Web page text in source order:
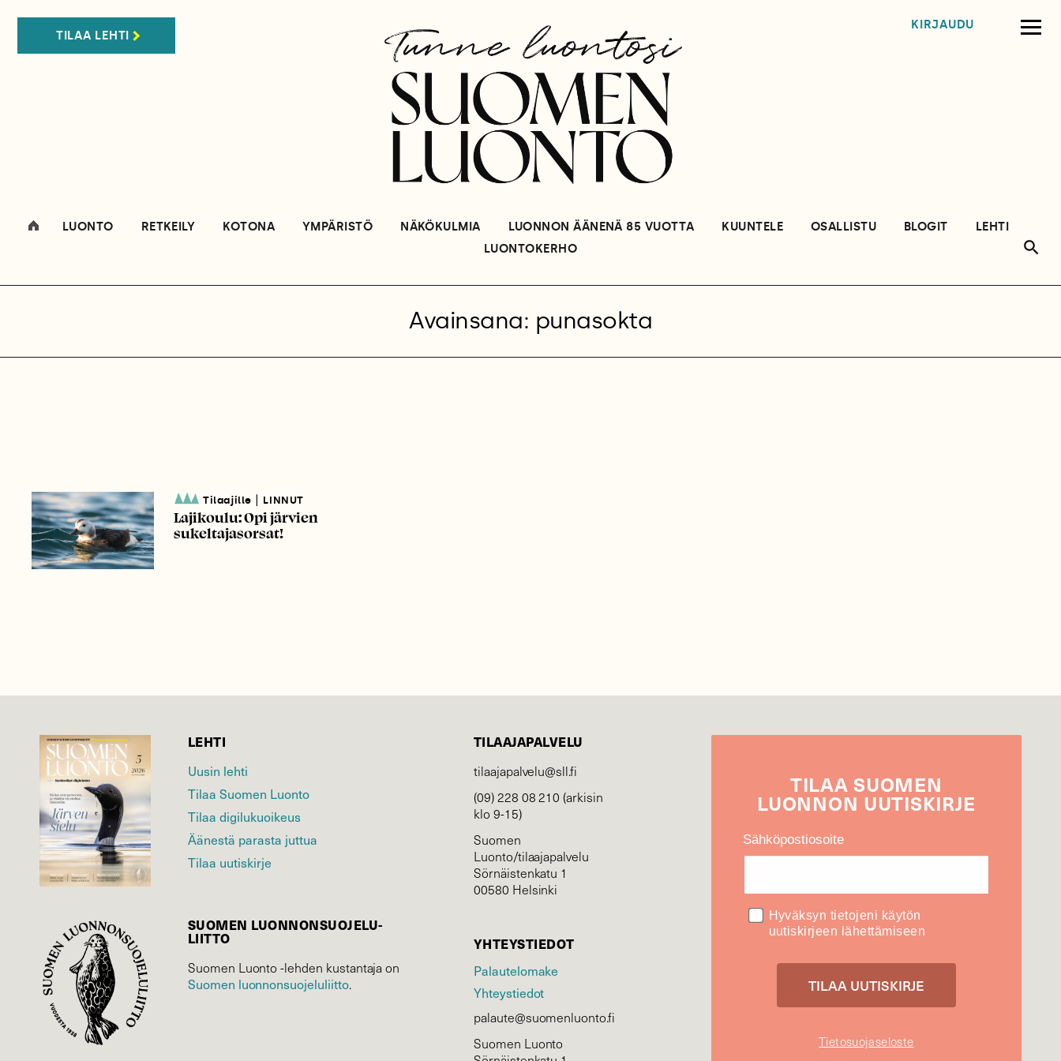
TILAA LEHTI
KIRJAUDU
LUONTO RETKEILY KOTONA YMPÄRISTÖ NÄKÖKULMIA LUONNON ÄÄNENÄ 85 VUOTTA KUUNTELE OSALLISTU BLOGIT
LEHTI
LUONTOKERHO
Avainsana: punasokta
Tilaajille LINNUT
Lajikoulu: Opi järvien
sukeltajasorsat!
LEHTI
Uusin lehti
Tilaa Suomen Luonto
Tilaa digilukuoikeus
Äänestä parasta juttua
Tilaa uutiskirje
SUOMEN LUONNON­SUOJELU­
LIITTO
Suomen Luonto -lehden kustantaja on
Suomen luonnonsuojelu­liitto.
TILAAJAPALVELU
tilaajapalvelu@sll.fi
(09) 228 08 210 (arkisin
klo 9-15)
Suomen
Luonto/tilaajapalvelu
Sörnäistenkatu 1
00580 Helsinki
YHTEYSTIEDOT
Palautelomake
Yhteystiedot
palaute@suomenluonto.fi
Suomen Luonto
TILAASUOMEN
LUONNON UUTIS­KIRJE
Sähköpostiosoite
Hyväksyn tietojeni käytön
uutiskirjeen lähettämiseen
Tietosuojaseloste